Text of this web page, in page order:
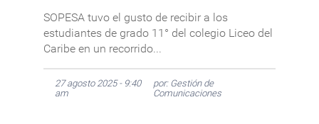
SOPESA tuvo el gusto de recibir a los
estudiantes de grado 11° del colegio Liceo del
Caribe en un recorrido...
27 agosto 2025 - 9:40
am
por: Gestión de
Comunicaciones